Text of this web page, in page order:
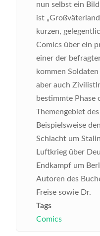
nun selbst ein
ist
kurzen,
Comics über ein
einer der
kommen
aber auch
bestimmte Phase
Themengebiet
Beispielsweise
Schlacht um
Luftkrieg über
Endkampf um
Autoren des
Freise sowie Dr.
Tags
Comics